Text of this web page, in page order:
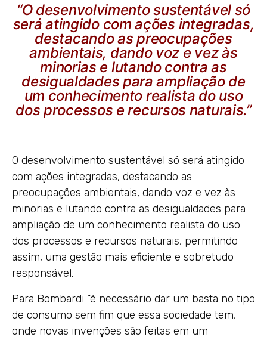
“O desenvolvimento sustentável só
será atingido com ações integradas,
destacando as preocupações
ambientais, dando voz e vez às
minorias e lutando contra as
desigualdades para ampliação de
um conhecimento realista do uso
dos processos e recursos naturais.”
O desenvolvimento sustentável só será atingido
com ações integradas, destacando as
preocupações ambientais, dando voz e vez às
minorias e lutando contra as desigualdades para
ampliação de um conhecimento realista do uso
dos processos e recursos naturais, permitindo
assim, uma gestão mais eficiente e sobretudo
responsável.
Para Bombardi “é necessário dar um basta no tipo
de consumo sem fim que essa sociedade tem,
onde novas invenções são feitas em um